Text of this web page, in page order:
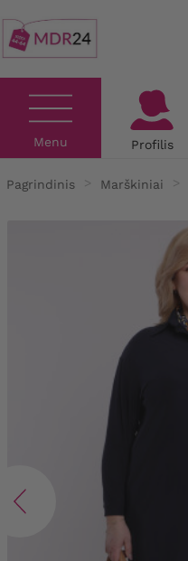
Menu Profilis
Pagrindinis Marškiniai